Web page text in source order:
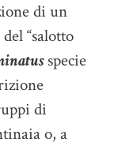
di un
“salotto
specie
di
o, a